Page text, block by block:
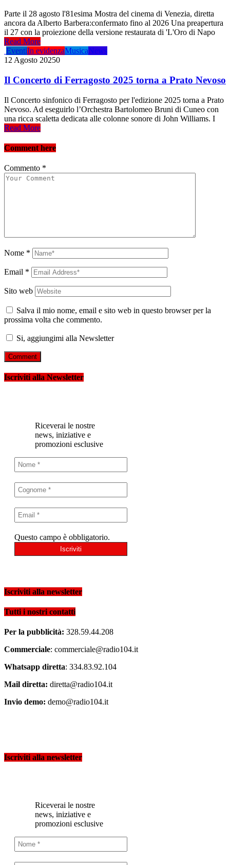
Parte il 28 agosto l'81esima Mostra del cinema di Venezia, diretta
ancora da Alberto Barbera:confermato fino al 2026 Una preapertura
il 27 con la proiezione della versione restaurata di 'L'Oro di Napo
Read More
EventiIn evidenzaMusicaNews
12 Agosto 20250
Il Concerto di Ferragosto 2025 torna a Prato Nevoso
Il Concerto sinfonico di Ferragosto per l'edizione 2025 torna a Prato
Nevoso. Ad eseguirlo l’Orchestra Bartolomeo Bruni di Cuneo con
una ricca scaletta dedicata alle colonne sonore di John Williams. I
Read More
Comment here
Commento *
Nome *
Email *
Sito web
Salva il mio nome, email e sito web in questo browser per la
prossima volta che commento.
Si, aggiungimi alla Newsletter
Iscriviti alla Newsletter
Riceverai le nostre
news, iniziative e
promozioni esclusive
Questo campo è obbligatorio.
Iscriviti alla newsletter
Tutti i nostri contatti
Per la pubblicità: 328.59.44.208
Commerciale: commerciale@radio104.it
Whatsapp diretta: 334.83.92.104
Mail diretta: diretta@radio104.it
Invio demo: demo@radio104.it
Iscriviti alla newsletter
Riceverai le nostre
news, iniziative e
promozioni esclusive